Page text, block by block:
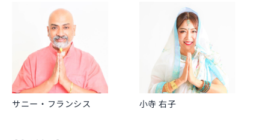
サニー・フランシス 小寺 右子